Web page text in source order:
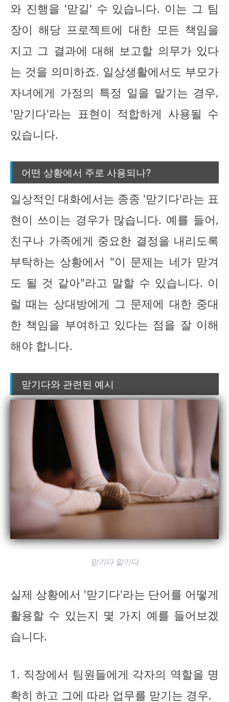
와 진행을 '맏길' 수 있습니다. 이는 그 팀
장이 해당 프로젝트에 대한 모든 책임을
지고 그 결과에 대해 보고할 의무가 있다
는 것을 의미하죠. 일상생활에서도 부모가
자녀에게 가정의 특정 일을 맡기는 경우,
'맏기다'라는 표현이 적합하게 사용될 수
있습니다.
어떤 상황에서 주로 사용되나?
일상적인 대화에서는 종종 '맏기다'라는 표
현이 쓰이는 경우가 많습니다. 예를 들어,
친구나 가족에게 중요한 결정을 내리도록
부탁하는 상황에서 "이 문제는 네가 맏겨
도 될 것 같아"라고 말할 수 있습니다. 이
럴 때는 상대방에게 그 문제에 대한 중대
한 책임을 부여하고 있다는 점을 잘 이해
해야 합니다.
맏기다와 관련된 예시
맏기다 맡기다
실제 상황에서 '맏기다'라는 단어를 어떻게
활용할 수 있는지 몇 가지 예를 들어보겠
습니다.
1. 직장에서 팀원들에게 각자의 역할을 명
확히 하고 그에 따라 업무를 맏기는 경우.